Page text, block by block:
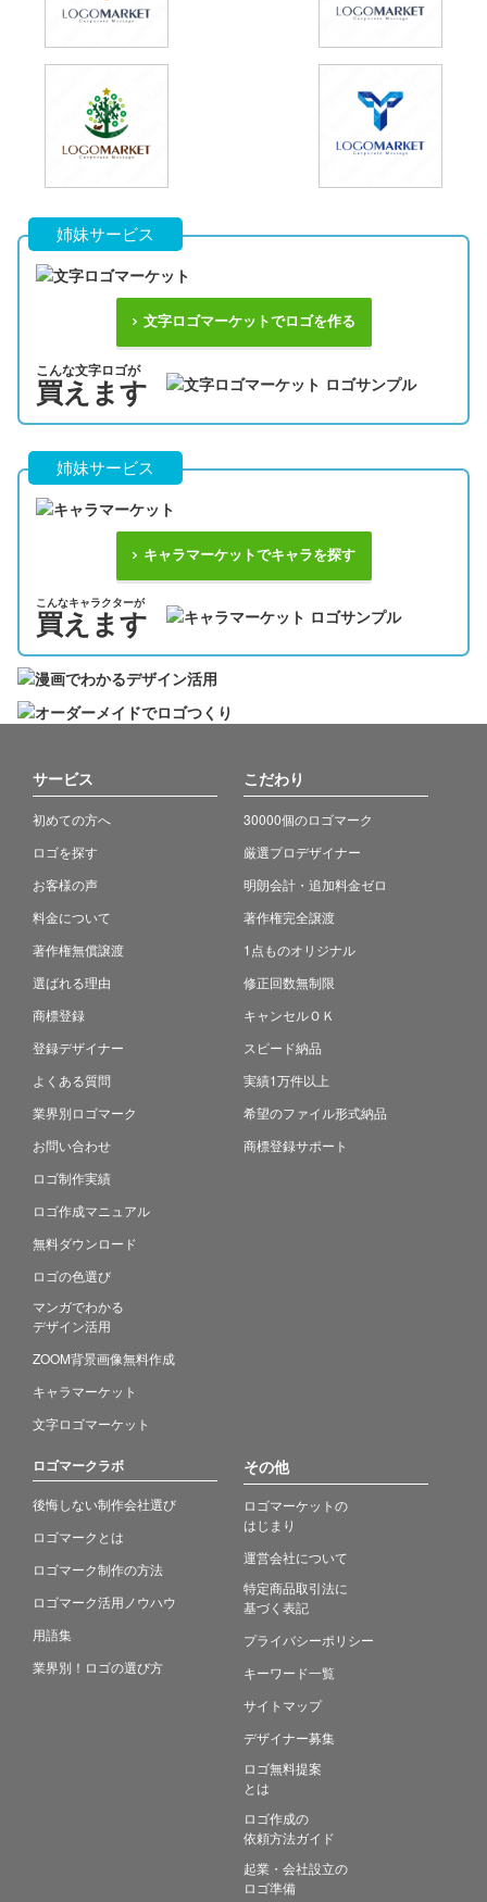
姉妹サービス
文字ロゴマーケットでロゴを作る
こんな文字ロゴが
買えます
姉妹サービス
キャラマーケットでキャラを探す
こんなキャラクターが
買えます
サービス
初めての方へ
ロゴを探す
お客様の声
料金について
著作権無償譲渡
選ばれる理由
商標登録
登録デザイナー
よくある質問
業界別ロゴマーク
お問い合わせ
ロゴ制作実績
ロゴ作成マニュアル
無料ダウンロード
ロゴの色選び
マンガでわかる
デザイン活用
ZOOM背景画像無料作成
キャラマーケット
文字ロゴマーケット
こだわり
30000個のロゴマーク
厳選プロデザイナー
明朗会計・追加料金ゼロ
著作権完全譲渡
1点ものオリジナル
修正回数無制限
キャンセルＯＫ
スピード納品
実績1万件以上
希望のファイル形式納品
商標登録サポート
ロゴマークラボ
後悔しない制作会社選び
ロゴマークとは
ロゴマーク制作の方法
ロゴマーク活用ノウハウ
用語集
業界別！ロゴの選び方
その他
ロゴマーケットの
はじまり
運営会社について
特定商品取引法に
基づく表記
プライバシーポリシー
キーワード一覧
サイトマップ
デザイナー募集
ロゴ無料提案
とは
ロゴ作成の
依頼方法ガイド
起業・会社設立の
ロゴ準備